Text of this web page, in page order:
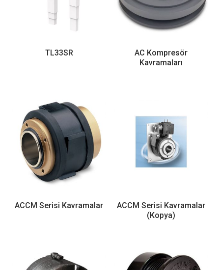
TL33SR
AC Kompresör
Kavramaları
ACCM Serisi Kavramalar
ACCM Serisi Kavramalar
(Kopya)